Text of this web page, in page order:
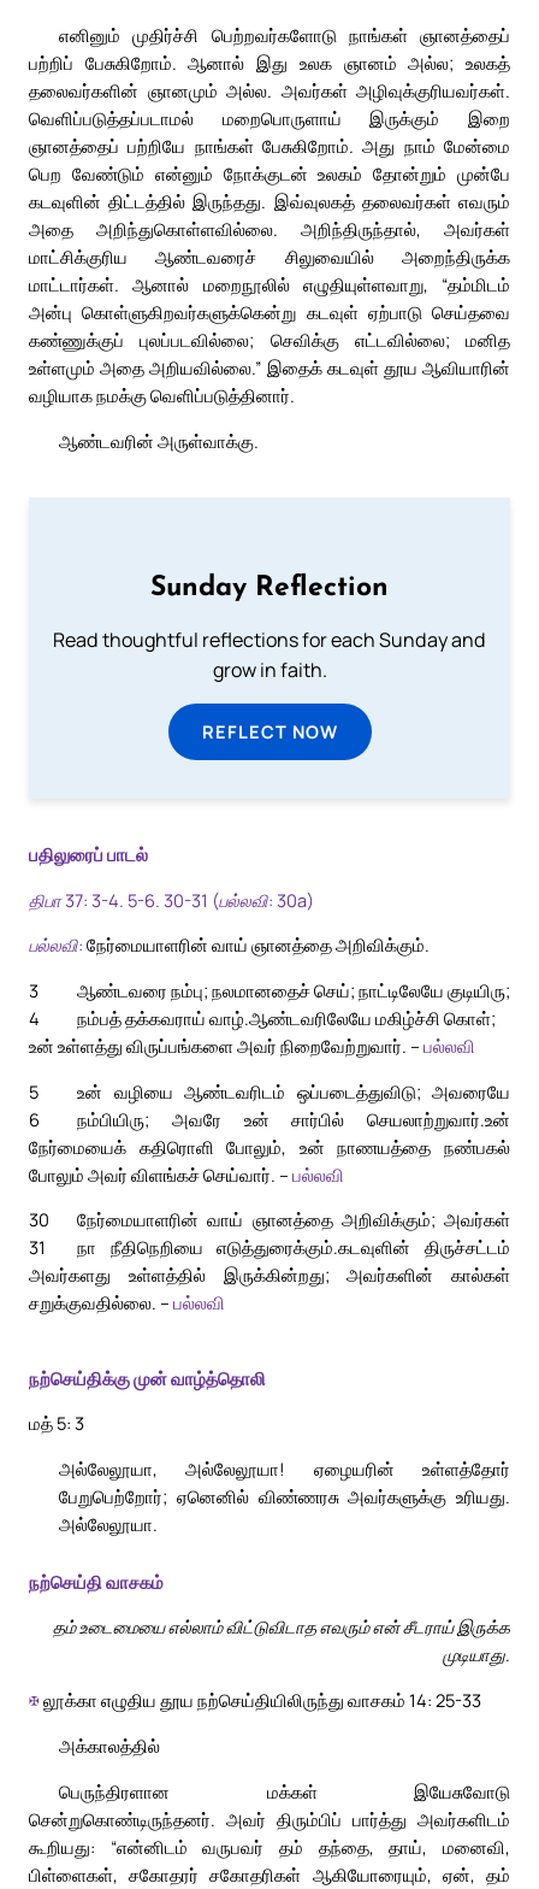
எனினும் முதிர்ச்சி பெற்றவர்களோடு நாங்கள் ஞானத்தைப்
பற்றிப் பேசுகிறோம். ஆனால் இது உலக ஞானம் அல்ல; உலகத்
தலைவர்களின் ஞானமும் அல்ல. அவர்கள் அழிவுக்குரியவர்கள்.
வெளிப்படுத்தப்படாமல் மறைபொருளாய் இருக்கும் இறை
ஞானத்தைப் பற்றியே நாங்கள் பேசுகிறோம். அது நாம் மேன்மை
பெற வேண்டும் என்னும் நோக்குடன் உலகம் தோன்றும் முன்பே
கடவுளின் திட்டத்தில் இருந்தது. இவ்வுலகத் தலைவர்கள் எவரும்
அதை அறிந்துகொள்ளவில்லை. அறிந்திருந்தால், அவர்கள்
மாட்சிக்குரிய ஆண்டவரைச் சிலுவையில் அறைந்திருக்க
மாட்டார்கள். ஆனால் மறைநூலில் எழுதியுள்ளவாறு, “தம்மிடம்
அன்பு கொள்ளுகிறவர்களுக்கென்று கடவுள் ஏற்பாடு செய்தவை
கண்ணுக்குப் புலப்படவில்லை; செவிக்கு எட்டவில்லை; மனித
உள்ளமும் அதை அறியவில்லை.” இதைக் கடவுள் தூய ஆவியாரின்
வழியாக நமக்கு வெளிப்படுத்தினார்.
ஆண்டவரின் அருள்வாக்கு.
Sunday Reflection
Read thoughtful reflections for each Sunday and
grow in faith.
REFLECT NOW
பதிலுரைப் பாடல்
திபா 37: 3-4. 5-6. 30-31 (பல்லவி: 30a)
பல்லவி: நேர்மையாளரின் வாய் ஞானத்தை அறிவிக்கும்.
3
ஆண்டவரை நம்பு; நலமானதைச் செய்; நாட்டிலேயே குடியிரு;
நம்பத் தக்கவராய் வாழ்.
4
ஆண்டவரிலேயே மகிழ்ச்சி கொள்;
உன் உள்ளத்து விருப்பங்களை அவர் நிறைவேற்றுவார். – பல்லவி
5
உன் வழியை ஆண்டவரிடம் ஒப்படைத்துவிடு; அவரையே
நம்பியிரு; அவரே உன் சார்பில் செயலாற்றுவார்.
6
உன்
நேர்மையைக் கதிரொளி போலும், உன் நாணயத்தை நண்பகல்
போலும் அவர் விளங்கச் செய்வார். – பல்லவி
30
நேர்மையாளரின் வாய் ஞானத்தை அறிவிக்கும்; அவர்கள்
நா நீதிநெறியை எடுத்துரைக்கும்.
31
கடவுளின் திருச்சட்டம்
அவர்களது உள்ளத்தில் இருக்கின்றது; அவர்களின் கால்கள்
சறுக்குவதில்லை. – பல்லவி
நற்செய்திக்கு முன் வாழ்த்தொலி
மத் 5: 3
அல்லேலூயா, அல்லேலூயா! ஏழையரின் உள்ளத்தோர்
பேறுபெற்றோர்; ஏனெனில் விண்ணரசு அவர்களுக்கு உரியது.
அல்லேலூயா.
நற்செய்தி வாசகம்
தம் உடைமையை எல்லாம் விட்டுவிடாத எவரும் என் சீடராய் இருக்க
முடியாது.
✠லூக்கா எழுதிய தூய நற்செய்தியிலிருந்து வாசகம் 14: 25-33
அக்காலத்தில்
பெருந்திரளான மக்கள் இயேசுவோடு
சென்றுகொண்டிருந்தனர். அவர் திரும்பிப் பார்த்து அவர்களிடம்
கூறியது: “என்னிடம் வருபவர் தம் தந்தை, தாய், மனைவி,
பிள்ளைகள், சகோதரர் சகோதரிகள் ஆகியோரையும், ஏன், தம்